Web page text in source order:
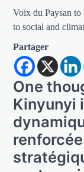
Voix du Paysan to
to social and
Partager
One
Kinyunyi